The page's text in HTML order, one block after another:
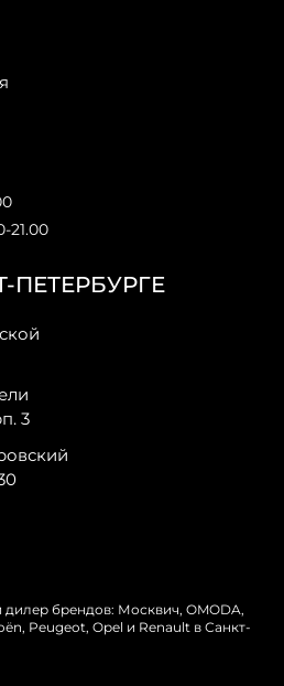
ПЕТЕРБУРГЕ
3
21.00
брендов: Москвич, OMODA,
Peugeot, Opel и Renault в Санкт-